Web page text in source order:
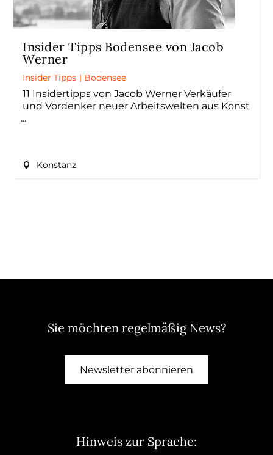
Insider Tipps Bodensee von Jacob
Werner
Insider Tipps | Bodensee
11 Insidertipps von Jacob Werner Verkäufer
und Vordenker neuer Arbeitswelten aus Konst
Konstanz
Sie möchten regelmäßig News?
Newsletter abonnieren
Hinweis zur Sprache: